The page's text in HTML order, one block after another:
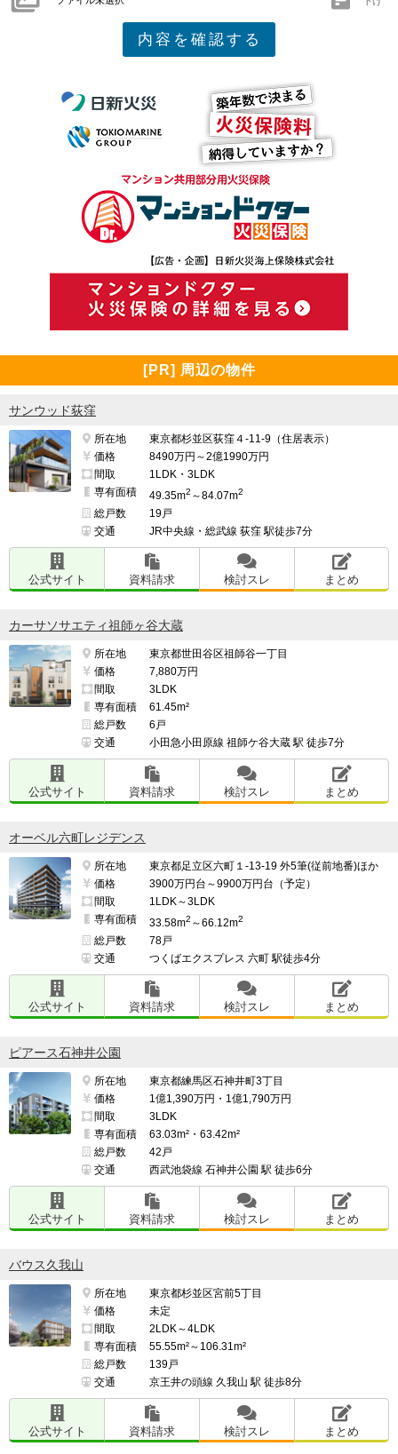
[PR] 周辺の物件
サンウッド荻窪
所在地
東京都杉並区荻窪４-11-9（住居表示）
価格
8490万円～2億1990万円
間取
1LDK・3LDK
専有面積
49.35m2 ～84.07m2
総戸数
19戸
交通
JR中央線・総武線 荻窪 駅徒歩7分
公式サイト 資料請求 検討スレ まとめ
カーサソサエティ祖師ヶ谷大蔵
所在地
東京都世田谷区祖師谷一丁目
価格
7,880万円
間取
3LDK
専有面積
61.45m²
総戸数
6戸
交通
小田急小田原線 祖師ケ谷大蔵 駅 徒歩7分
公式サイト 資料請求 検討スレ まとめ
オーベル六町レジデンス
所在地
東京都足立区六町１-13-19 外5筆(従前地番)ほか
価格
3900万円台～9900万円台（予定）
間取
1LDK～3LDK
専有面積
33.58m2 ～66.12m2
総戸数
78戸
交通
つくばエクスプレス 六町 駅徒歩4分
公式サイト 資料請求 検討スレ まとめ
ピアース石神井公園
所在地
東京都練馬区石神井町3丁目
価格
1億1,390万円・1億1,790万円
間取
3LDK
専有面積
63.03m²・63.42m²
総戸数
42戸
交通
西武池袋線 石神井公園 駅 徒歩6分
公式サイト 資料請求 検討スレ まとめ
バウス久我山
所在地
東京都杉並区宮前5丁目
価格
未定
間取
2LDK～4LDK
専有面積
55.55m²～106.31m²
総戸数
139戸
交通
京王井の頭線 久我山 駅 徒歩8分
公式サイト 資料請求 検討スレ まとめ